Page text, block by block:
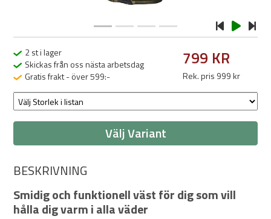
2 st i lager
Skickas från oss nästa arbetsdag
Gratis frakt - över 599:-
799 KR
Rek. pris 999 kr
Välj Variant
BESKRIVNING
Smidig och funktionell väst för dig som vill
hålla dig varm i alla väder